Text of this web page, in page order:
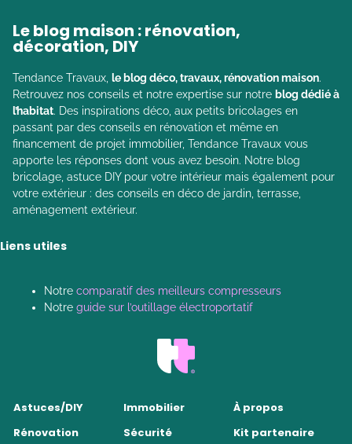
Le blog maison : rénovation,
décoration, DIY
Tendance Travaux, le blog déco, travaux, rénovation maison.
Retrouvez nos conseils et notre expertise sur notre blog dédié à
l’habitat. Des inspirations déco, aux petits bricolages en
passant par des conseils en rénovation et même en
financement de projet immobilier, Tendance Travaux vous
apporte les réponses dont vous avez besoin. Notre blog
bricolage, astuce DIY pour votre intérieur mais également pour
votre extérieur : des conseils en déco de jardin, terrasse,
aménagement extérieur.
Liens utiles
Notre comparatif des meilleurs compresseurs
Notre guide sur l’outillage électroportatif
Astuces/DIY
Rénovation
Immobilier
Sécurité
À propos
Kit partenaire